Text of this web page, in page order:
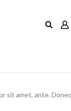
sit amet, ante.